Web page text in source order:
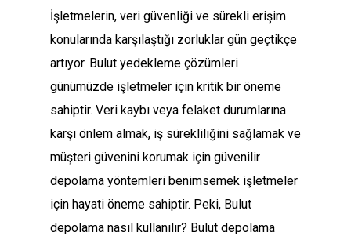
İşletmelerin, veri güvenliği ve sürekli erişim
konularında karşılaştığı zorluklar gün geçtikçe
artıyor. Bulut yedekleme çözümleri
günümüzde işletmeler için kritik bir öneme
sahiptir. Veri kaybı veya felaket durumlarına
karşı önlem almak, iş sürekliliğini sağlamak ve
müşteri güvenini korumak için güvenilir
depolama yöntemleri benimsemek işletmeler
için hayati öneme sahiptir. Peki, Bulut
depolama nasıl kullanılır? Bulut depolama